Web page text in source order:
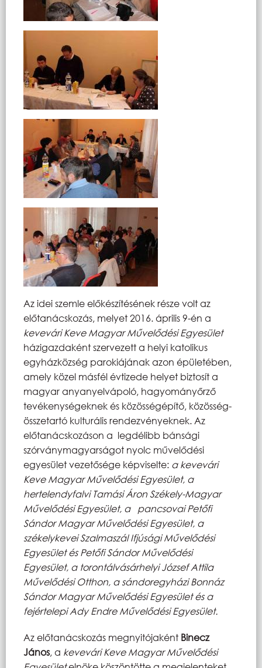
Az idei szemle előkészítésének része volt az
előtanácskozás, melyet 2016. április 9-én a
kevevári Keve Magyar Művelődési Egyesület
házigazdaként szervezett a helyi katolikus
egyházközség parokiájának azon épületében,
amely közel másfél évtizede helyet biztosít a
magyar anyanyelvápoló, hagyományőrző
tevékenységeknek és közösségépítő, közösség-
összetartó kulturális rendezvényeknek. Az
előtanácskozáson a legdélibb bánsági
szórványmagyarságot nyolc művelődési
egyesület vezetősége képviselte: a kevevári
Keve Magyar Művelődési Egyesület, a
hertelendyfalvi Tamási Áron Székely-Magyar
Művelődési Egyesület, a
pancsovai Petőfi
Sándor Magyar Művelődési Egyesület, a
székelykeveiSzalmaszál Ifjúsági Művelődési
Egyesület és Petőfi Sándor Művelődési
Egyesület, a torontálvásárhelyi József Attila
Művelődési Otthon, a sándoregyházi Bonnáz
Sándor Magyar Művelődési Egyesület és a
fejértelepi Ady Endre Művelődési Egyesület.
Az előtanácskozás megnyitójaként Binecz
János, a kevevári Keve Magyar Művelődési